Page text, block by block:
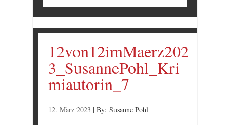
12von12imMaerz202
3_SusannePohl_Kri
miautorin_7
12. März 2023 | By: Susanne Pohl